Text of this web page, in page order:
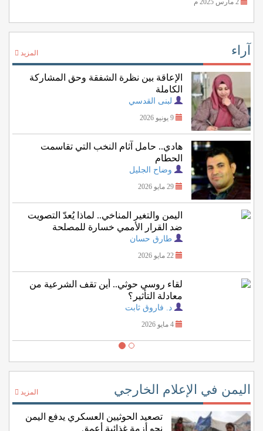
آراء المزيد
الإعاقة بين نظرة الشفقة وحق المشاركة
الكاملة
لبنى القدسي
9 يونيو 2026
هادي.. حامل آثام النخب التي تقاسمت
الحطام
وضاح الجليل
29 مايو 2026
اليمن والتغير المناخي.. لماذا يُعدّ التصويت
ضد القرار الأممي خسارة للمصلحة
اليمنية؟
طارق حسان
22 مايو 2026
لقاء روسي حوثي.. أين تقف الشرعية من
معادلة التأثير؟
د. فاروق ثابت
4 مايو 2026
اليمن في الإعلام الخارجي المزيد
تصعيد الحوثيين العسكري يدفع اليمن
نحو أزمة غذائية أعمق